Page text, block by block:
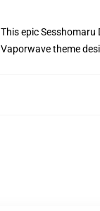
This epic
Vaporwave theme